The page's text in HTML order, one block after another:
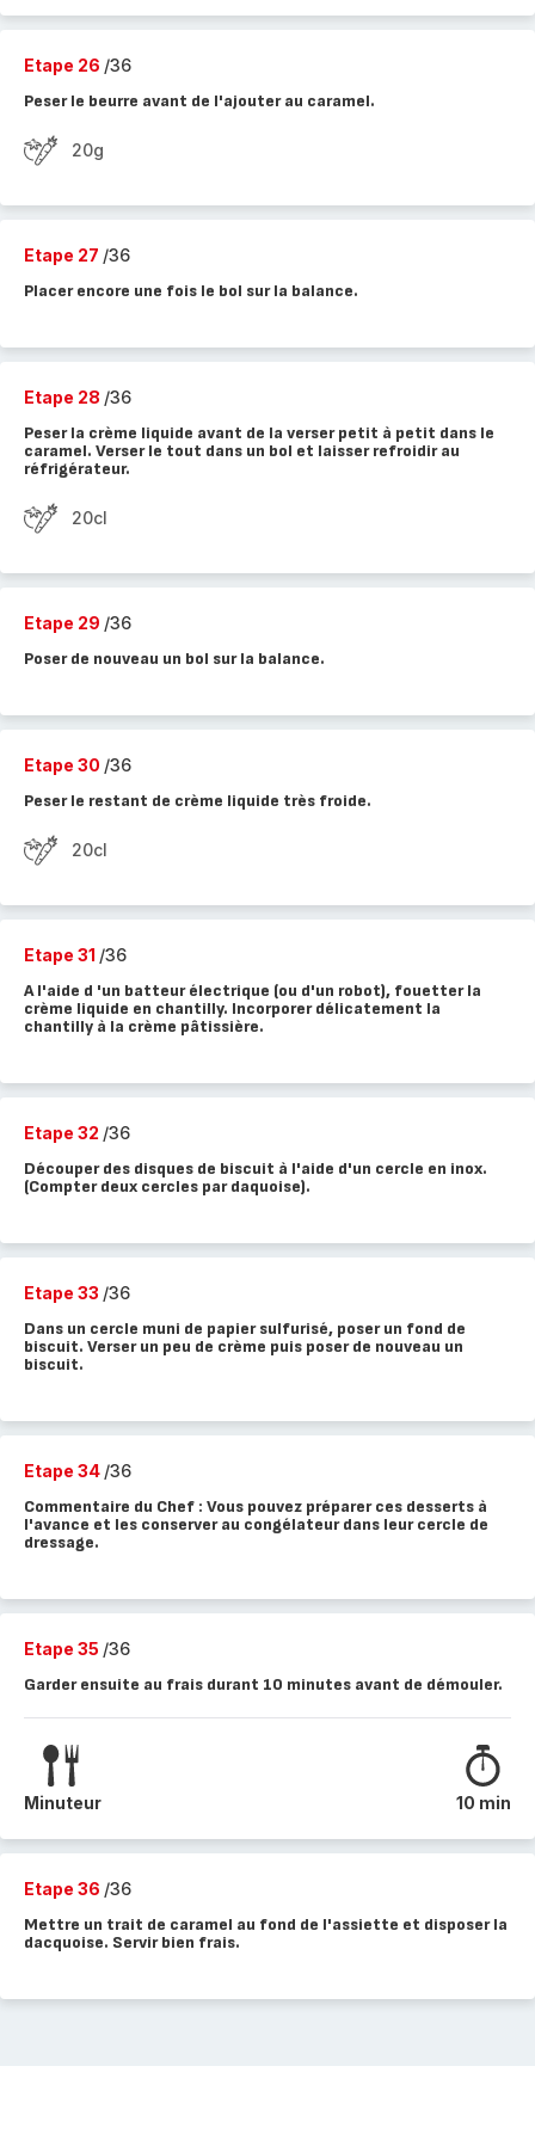
Etape 26 /36
Peser le beurre avant de l'ajouter au caramel.
20g
Etape 27 /36
Placer encore une fois le bol sur la balance.
Etape 28 /36
Peser la crème liquide avant de la verser petit à petit dans le
caramel. Verser le tout dans un bol et laisser refroidir au
réfrigérateur.
20cl
Etape 29 /36
Poser de nouveau un bol sur la balance.
Etape 30 /36
Peser le restant de crème liquide très froide.
20cl
Etape 31 /36
A l'aide d 'un batteur électrique (ou d'un robot), fouetter la
crème liquide en chantilly. Incorporer délicatement la
chantilly à la crème pâtissière.
Etape 32 /36
Découper des disques de biscuit à l'aide d'un cercle en inox.
(Compter deux cercles par daquoise).
Etape 33 /36
Dans un cercle muni de papier sulfurisé, poser un fond de
biscuit. Verser un peu de crème puis poser de nouveau un
biscuit.
Etape 34 /36
Commentaire du Chef : Vous pouvez préparer ces desserts à
l'avance et les conserver au congélateur dans leur cercle de
dressage.
Etape 35 /36
Garder ensuite au frais durant 10 minutes avant de démouler.
Minuteur 10 min
Etape 36 /36
Mettre un trait de caramel au fond de l'assiette et disposer la
dacquoise. Servir bien frais.